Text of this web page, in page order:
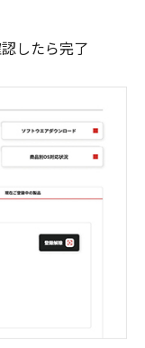
したら完了